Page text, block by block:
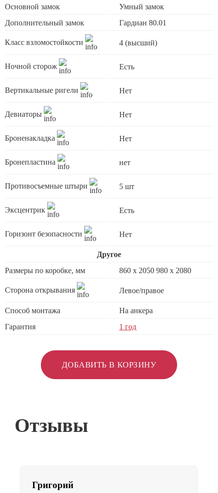
Основной замок
Умный замок
Дополнительный замок
Гардиан 80.01
Класс взломостойкости 4 (высший)
Ночной сторож Есть
Вертикальные ригели Нет
Девиаторы Нет
Броненакладка Нет
Бронепластина нет
Противосъемные штыри 5 шт
Эксцентрик Есть
Горизонт безопасности Нет
Другое
Размеры по коробке, мм
860 х 2050 980 x 2080
Сторона открывания Левое/правое
Способ монтажа
На анкера
Гарантия
1 год
ДОБАВИТЬ В КОРЗИНУ
Отзывы
Григорий